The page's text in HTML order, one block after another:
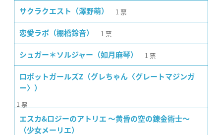
サクラクエスト（澤野萌） 1 票
恋愛ラボ（棚橋鈴音） 1 票
シュガー＊ソルジャー（如月麻琴） 1 票
ロボットガールズZ（グレちゃん〈グレートマジンガ
ー〉）
1 票
エスカ&ロジーのアトリエ 〜黄昏の空の錬金術士〜
（少女メーリエ）